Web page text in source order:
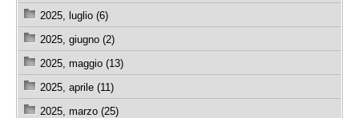
2025, luglio (6)
2025, giugno (2)
2025, maggio (13)
2025, aprile (11)
2025, marzo (25)